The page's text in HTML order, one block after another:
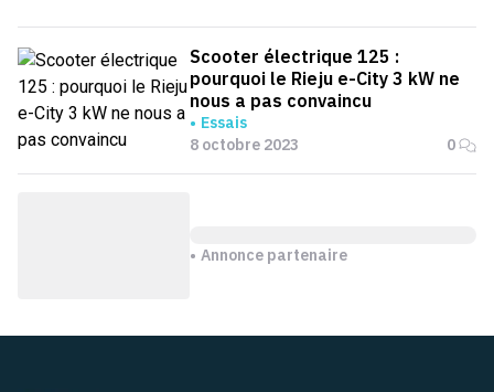
Scooter électrique 125 :
pourquoi le Rieju e-City 3 kW ne
nous a pas convaincu
Essais
8 octobre 2023
0
Annonce partenaire